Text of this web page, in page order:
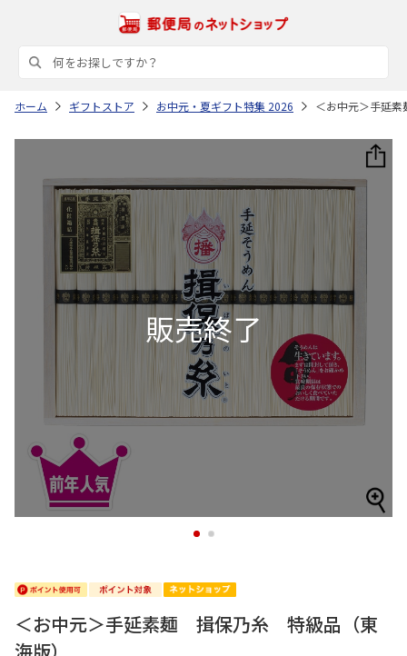
ホーム ギフトストア お中元・夏ギフト特集 2026 ＜お中元＞手延
1 2
＜お中元＞手延素麺 揖保乃糸 特級品（東